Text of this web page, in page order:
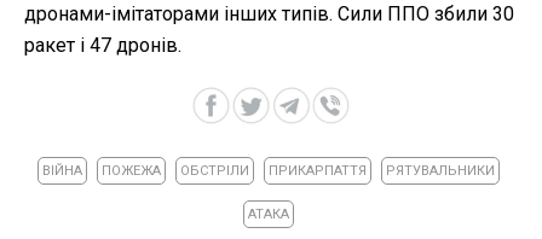
дронами-імітаторами інших типів. Сили ППО збили 30
ракет і 47 дронів.
ВІЙНА ПОЖЕЖА ОБСТРІЛИ ПРИКАРПАТТЯ РЯТУВАЛЬНИКИ
АТАКА